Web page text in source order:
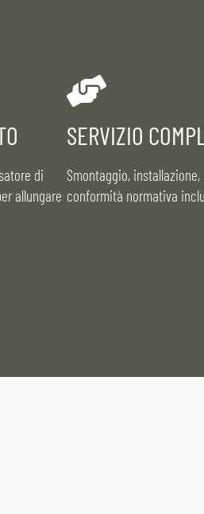
di
allungare
SERVIZIO
Smontaggio,
conformità normativa